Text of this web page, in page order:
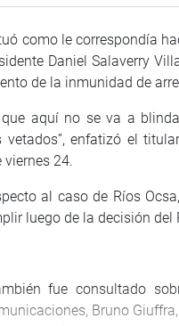
como le correspondía
Daniel Salaverry
de la inmunidad de
aquí no se va a
enfatizó el
viernes 24.
al caso de Ríos Ocsa,
luego de la decisión
fue consultado
Bruno